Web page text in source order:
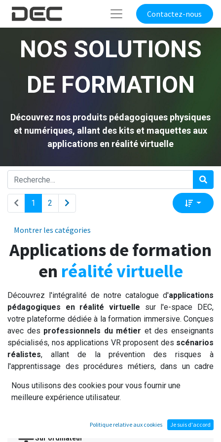
Contactez-nous
NOS SOLUTIONS
DE FORMATION
Découvrez nos produits pédagogiques physiques
et numériques, allant des kits et maquettes aux
applications en réalité virtuelle
1 2
Montrer les catégories
Applications de formation
en réalité virtuelle
Découvrez l'intégralité de notre catalogue d'applications
pédagogiques en réalité virtuelle sur l'e-space DEC,
votre plateforme dédiée à la formation immersive. Conçues
avec des professionnels du métier et des enseignants
spécialisés, nos applications VR proposent des scénarios
réalistes, allant de la prévention des risques à
l'apprentissage des procédures métiers, dans un cadre
Nos applications de formation, disponibles sous
Sur ordinateur
Nous utilisons des cookies pour vous fournir une
meilleure expérience utilisateur.
Politique relative aux cookies Je suis d'accord